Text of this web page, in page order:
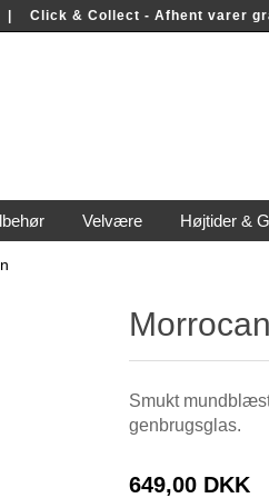
| Click & Collect - Afhent
Velvære Højtider &
Smukt
genbrugsglas.
649,00 DKK